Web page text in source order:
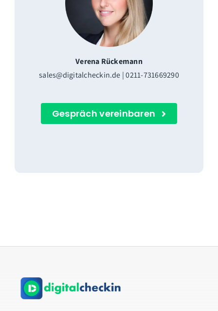
Verena Rückemann
sales@digitalcheckin.de | 0211-731669290
Gespräch vereinbaren